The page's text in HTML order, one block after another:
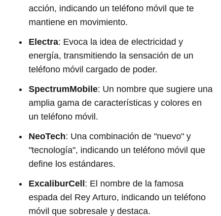
acción, indicando un teléfono móvil que te
mantiene en movimiento.
Electra: Evoca la idea de electricidad y
energía, transmitiendo la sensación de un
teléfono móvil cargado de poder.
SpectrumMobile: Un nombre que sugiere una
amplia gama de características y colores en
un teléfono móvil.
NeoTech: Una combinación de "nuevo" y
"tecnología", indicando un teléfono móvil que
define los estándares.
ExcaliburCell : El nombre de la famosa
espada del Rey Arturo, indicando un teléfono
móvil que sobresale y destaca.